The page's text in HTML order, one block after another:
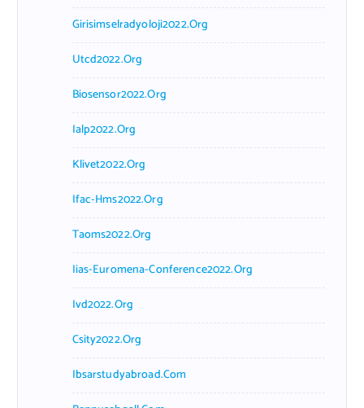
Girisimselradyoloji2022.org
Utcd2022.org
Biosensor2022.org
Ialp2022.org
Klivet2022.org
Ifac-Hms2022.org
Taoms2022.org
Iias-Euromena-Conference2022.org
Ivd2022.org
Csity2022.org
Ibsarstudyabroad.com